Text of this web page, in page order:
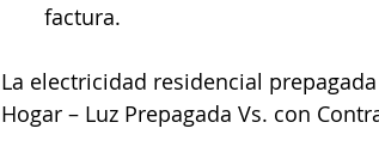
factura.
La electricidad residencial
Hogar – Luz Prepagada Vs. con